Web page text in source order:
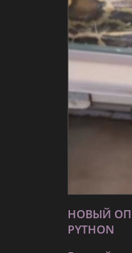
НОВЫЙ
PYTHON